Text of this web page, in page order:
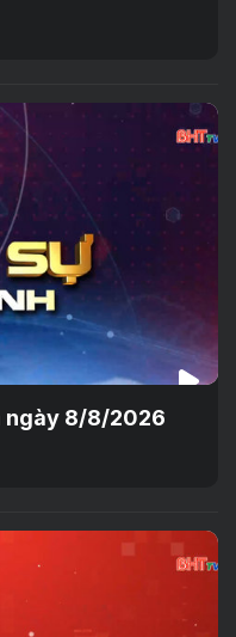
ngày 8/8/2026